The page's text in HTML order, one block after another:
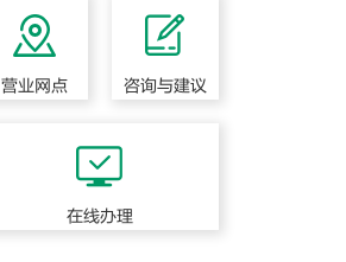
营业网点 咨询与建议
在线办理